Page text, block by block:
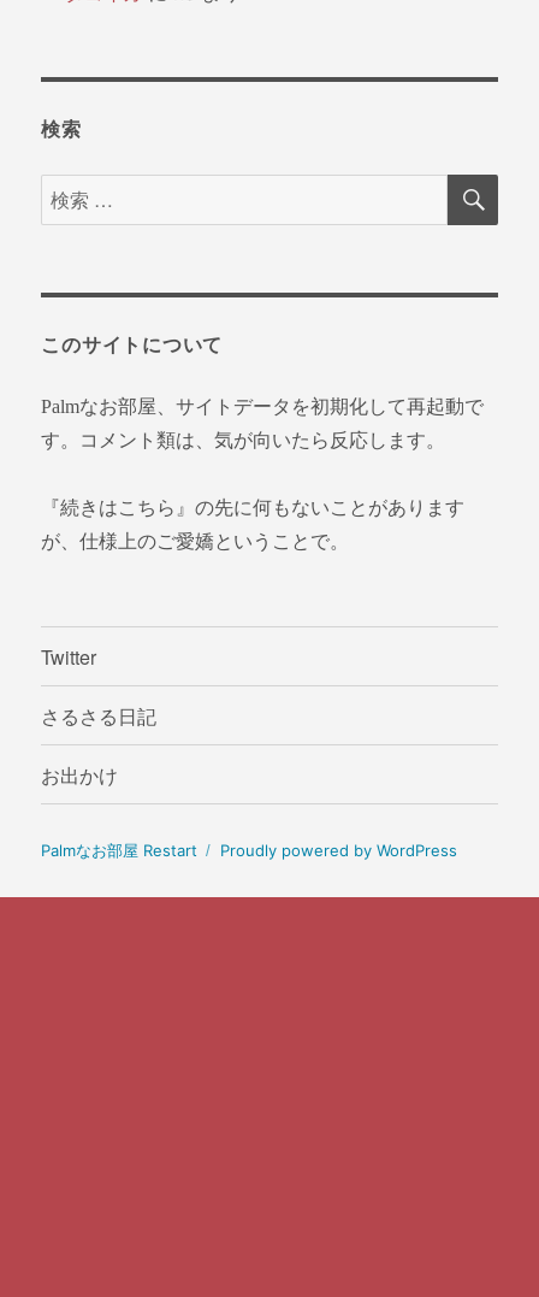
検索
検
索
象:
検
このサイトについて
Palmなお部屋、サイトデータを初期化して再起動で
す。コメント類は、気が向いたら反応します。
『続きはこちら』の先に何もないことがあります
が、仕様上のご愛嬌ということで。
Twitter
さるさる日記
お出かけ
Palmなお部屋 Restart Proudly powered by WordPress